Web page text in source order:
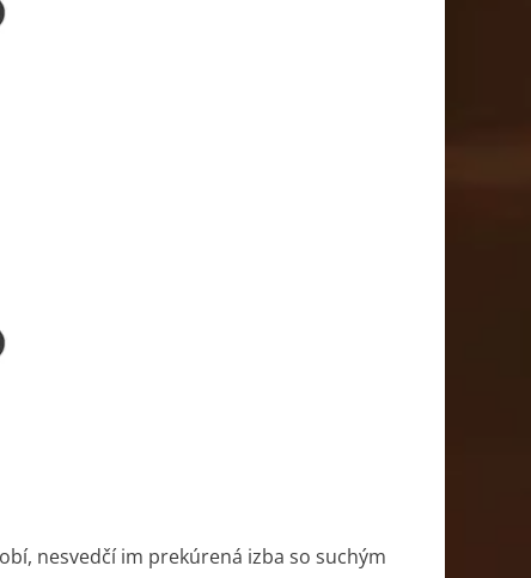
nesvedčí im prekúrená izba so suchým